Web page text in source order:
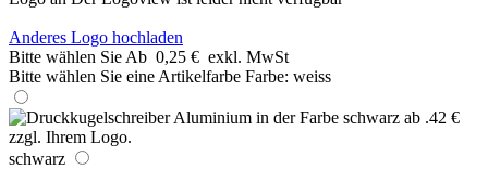
Anderes Logo hochladen
Bitte wählen Sie Ab 0,25 € exkl. MwSt
Bitte wählen Sie eine Artikelfarbe Farbe: weiss
schwarz